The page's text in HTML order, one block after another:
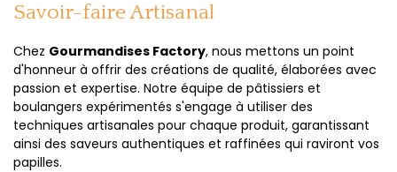
Savoir-faire Artisanal
Chez Gourmandises Factory, nous mettons un point
d'honneur à offrir des créations de qualité, élaborées avec
passion et expertise. Notre équipe de pâtissiers et
boulangers expérimentés s'engage à utiliser des
techniques artisanales pour chaque produit, garantissant
ainsi des saveurs authentiques et raffinées qui raviront vos
papilles.